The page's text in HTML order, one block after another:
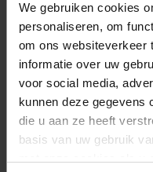
We gebruiken cookies
personaliseren, om
om ons websiteverkeer
informatie over uw
voor social media,
kunnen deze gegevens
die u aan ze heeft
basis van uw gebruik
Ben je niet
Als je niet aan de
toch in aanmerking
Ben je 21 jaar of
niet aan de